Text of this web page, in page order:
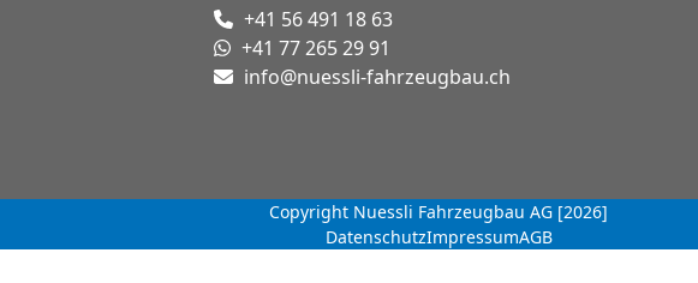
+41 56 491 18 63
+41 77 265 29 91
info@nuessli-fahrzeugbau.ch
Copyright Nuessli Fahrzeugbau AG [2026]
DatenschutzImpressumAGB